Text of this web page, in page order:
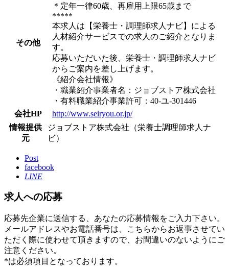
その他
＊定年一律60歳、再雇用上限65歳まで
*****
本求人は【栄養士・調理師求人ナビ】による
人材紹介サービスでの求人のご紹介となりま
す。
応募いただいた後、栄養士・調理師求人ナビ
からご案内を差し上げます。
《紹介会社情報》
・職業紹介事業者名：ジョブストア株式会社
・有料職業紹介事業許可：40-ユ-301446
会社HP
http://www.seiryou.or.jp/
情報提供
元
ジョブストア株式会社（栄養士調理師求人ナ
ビ）
Post
facebook
LINE
求人への応募
応募先企業に送信する、あなたの応募情報をご入力下さい。
メールアドレスやお電話番号は、こちらからお返事させてい
ただく際に使わせて頂きますので、お間違いのないようにご
注意ください。
*は必須項目となっております。